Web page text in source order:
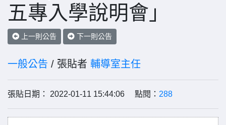
五專入學說明會」
上一則公告 下一則公告
一般公告 / 張貼者 輔導室主任
張貼日期： 2022-01-11 15:44:06 點閱： 288